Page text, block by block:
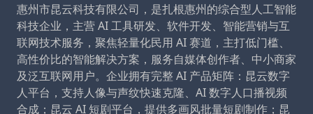
惠州市昆云科技有限公司，是扎根惠州的综合型人工智能
科技企业，主营 AI 工具研发、软件开发、智能营销与互
联网技术服务，聚焦轻量化民用 AI 赛道，主打低门槛、
高性价比的智能解决方案，服务自媒体创作者、中小商家
及泛互联网用户。企业拥有完整 AI 产品矩阵：昆云数字
人平台，支持人像与声纹快速克隆、AI 数字人口播视频
合成；昆云 AI 短剧平台，提供多画风批量短剧制作；昆